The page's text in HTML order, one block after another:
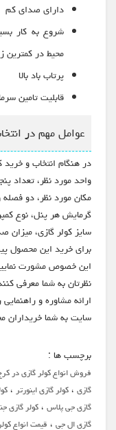
دارای صدای کم
شروع به کار
محیط در کمترین
پرتاب باد بالا
قابلیت تامین
عوامل مهم در
در هنگام انتخاب و خرید
واحد مورد نظر، تعداد
مکان مورد نظر، دو
گرمایش هر پنل، نوع
سایز کولر گازی، میزان
برای خرید این محصول
این خصوص مشورت
نظرتان به شما معرفی
ارائه مشاوره و
سایت به شما خریداران
برچسب ها :
فروش انواع کولر گازی در
گازی،کولر گازی اینورتر،
گازی جی پلاس،کولر گازی
گازی ال جی، قیمت انواع